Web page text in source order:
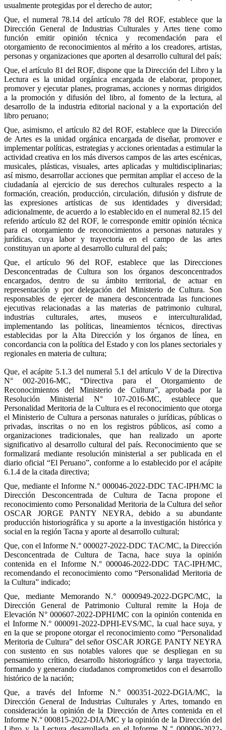
usualmente protegidas por el derecho de autor;
Que, el numeral 78.14 del artículo 78 del ROF, establece que la
Dirección General de Industrias Culturales y Artes tiene como
función emitir opinión técnica y recomendación para el
otorgamiento de reconocimientos al mérito a los creadores, artistas,
personas y organizaciones que aporten al desarrollo cultural del país;
Que, el artículo 81 del ROF, dispone que la Dirección del Libro y la
Lectura es la unidad orgánica encargada de elaborar, proponer,
promover y ejecutar planes, programas, acciones y normas dirigidos
a la promoción y difusión del libro, al fomento de la lectura, al
desarrollo de la industria editorial nacional y a la exportación del
libro peruano;
Que, asimismo, el artículo 82 del ROF, establece que la Dirección
de Artes es la unidad orgánica encargada de diseñar, promover e
implementar políticas, estrategias y acciones orientadas a estimular la
actividad creativa en los más diversos campos de las artes escénicas,
musicales, plásticas, visuales, artes aplicadas y multidisciplinarias;
así mismo, desarrollar acciones que permitan ampliar el acceso de la
ciudadanía al ejercicio de sus derechos culturales respecto a la
formación, creación, producción, circulación, difusión y disfrute de
las expresiones artísticas de sus identidades y diversidad;
adicionalmente, de acuerdo a lo establecido en el numeral 82.15 del
referido artículo 82 del ROF, le corresponde emitir opinión técnica
para el otorgamiento de reconocimientos a personas naturales y
jurídicas, cuya labor y trayectoria en el campo de las artes
constituyan un aporte al desarrollo cultural del país;
Que, el artículo 96 del ROF, establece que las Direcciones
Desconcentradas de Cultura son los órganos desconcentrados
encargados, dentro de su ámbito territorial, de actuar en
representación y por delegación del Ministerio de Cultura. Son
responsables de ejercer de manera desconcentrada las funciones
ejecutivas relacionadas a las materias de patrimonio cultural,
industrias culturales, artes, museos e interculturalidad,
implementando las políticas, lineamientos técnicos, directivas
establecidas por la Alta Dirección y los órganos de línea, en
concordancia con la política del Estado y con los planes sectoriales y
regionales en materia de cultura;
Que, el acápite 5.1.3 del numeral 5.1 del artículo V de la Directiva
N° 002-2016-MC, “Directiva para el Otorgamiento de
Reconocimientos del Ministerio de Cultura”, aprobada por la
Resolución Ministerial N° 107-2016-MC, establece que
Personalidad Meritoria de la Cultura es el reconocimiento que otorga
el Ministerio de Cultura a personas naturales o jurídicas, públicas o
privadas, inscritas o no en los registros públicos, así como a
organizaciones tradicionales, que han realizado un aporte
significativo al desarrollo cultural del país. Reconocimiento que se
formalizará mediante resolución ministerial a ser publicada en el
diario oficial “El Peruano”, conforme a lo establecido por el acápite
6.1.4 de la citada directiva;
Que, mediante el Informe N.° 000046-2022-DDC TAC-IPH/MC la
Dirección Desconcentrada de Cultura de Tacna propone el
reconocimiento como Personalidad Meritoria de la Cultura del señor
OSCAR JORGE PANTY NEYRA, debido a su abundante
producción historiográfica y su aporte a la investigación histórica y
social en la región Tacna y aporte al desarrollo cultural;
Que, con el Informe N.° 000027-2022-DDC TAC/MC, la Dirección
Desconcentrada de Cultura de Tacna, hace suya la opinión
contenida en el Informe N.° 000046-2022-DDC TAC-IPH/MC,
recomendando el reconocimiento como “Personalidad Meritoria de
la Cultura” indicado;
Que, mediante Memorando N.° 0000949-2022-DGPC/MC, la
Dirección General de Patrimonio Cultural remite la Hoja de
Elevación N° 000607-2022-DPHI/MC con la opinión contenida en
el Informe N.° 000091-2022-DPHI-EVS/MC, la cual hace suya, y
en la que se propone otorgar el reconocimiento como “Personalidad
Meritoria de Cultura” del señor OSCAR JORGE PANTY NEYRA
con sustento en sus notables valores que se despliegan en su
pensamiento crítico, desarrollo historiográfico y larga trayectoria,
formando y generando ciudadanos comprometidos con el desarrollo
histórico de la nación;
Que, a través del Informe N.° 000351-2022-DGIA/MC, la
Dirección General de Industrias Culturales y Artes, tomando en
consideración la opinión de la Dirección de Artes contenida en el
Informe N.° 000815-2022-DIA/MC y la opinión de la Dirección del